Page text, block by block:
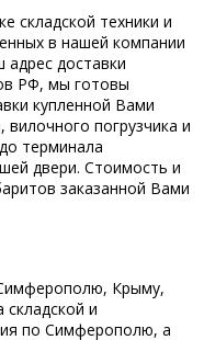
складской техники и
в нашей компании
адрес доставки
РФ, мы готовы
купленной Вами
погрузчика и
терминала
двери. Стоимость и
заказанной Вами
Крыму,
складской и
по Симферополю, а